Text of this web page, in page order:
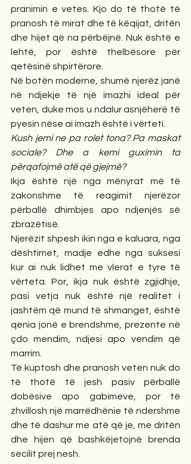
pranimin e vetes. Kjo do të thotë të
pranosh të mirat dhe të këqijat, dritën
dhe hijet që na përbëjnë. Nuk është e
lehtë, por është thelbësore për
qetësinë shpirtërore.
Në botën moderne, shumë njerëz janë
në ndjekje të një imazhi ideal për
veten, duke mos u ndalur asnjëherë të
pyesin nëse ai imazh është i vërteti.
Kush jemi ne pa rolet tona? Pa maskat
sociale? Dhe a kemi guximin ta
përqafojmë atë që gjejmë?
Ikja është një nga mënyrat më të
zakonshme të reagimit njerëzor
përballë dhimbjes apo ndjenjës së
zbrazëtisë.
Njerëzit shpesh ikin nga e kaluara, nga
dështimet, madje edhe nga suksesi
kur ai nuk lidhet me vlerat e tyre të
vërteta. Por, ikja nuk është zgjidhje,
pasi vetja nuk është një realitet i
jashtëm që mund të shmanget, është
qenia jonë e brendshme, prezente në
çdo mendim, ndjesi apo vendim që
marrim.
Të kuptosh dhe pranosh veten nuk do
të thotë të jesh pasiv përballë
dobësive apo gabimeve, por të
zhvillosh një marrëdhënie të ndershme
dhe të dashur me atë që je, me dritën
dhe hijen që bashkëjetojnë brenda
secilit prej nesh.